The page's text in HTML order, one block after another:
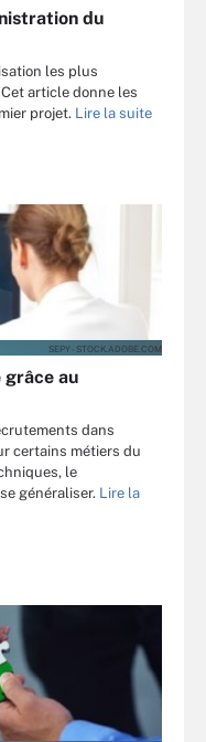
du
les plus
article donne les
projet. Lire la suite
SEPY - STOCK.ADOBE.COM
grâce au
dans
certains métiers du
le
généraliser. Lire la